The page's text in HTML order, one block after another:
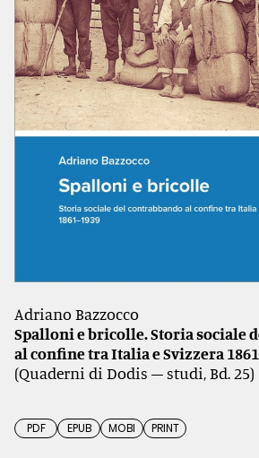
Adriano Bazzocco
Spalloni e bricolle. Storia sociale
al confine tra Italia e Svizzera
(Quaderni di Dodis – studi, Bd. 25)
PDF EPUB MOBI PRINT